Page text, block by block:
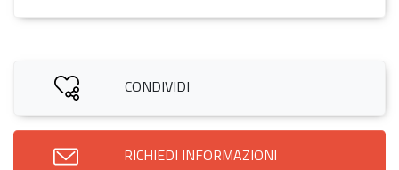
CONDIVIDI
RICHIEDI INFORMAZIONI